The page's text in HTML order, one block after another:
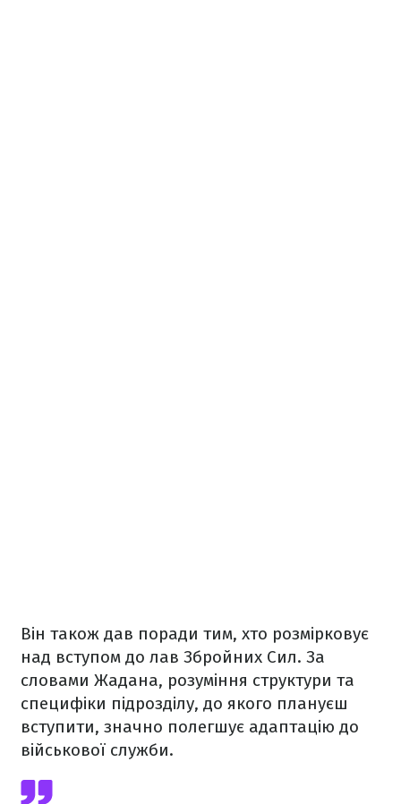
Він також дав поради тим, хто розмірковує
над вступом до лав Збройних Сил. За
словами Жадана, розуміння структури та
специфіки підрозділу, до якого плануєш
вступити, значно полегшує адаптацію до
військової служби.